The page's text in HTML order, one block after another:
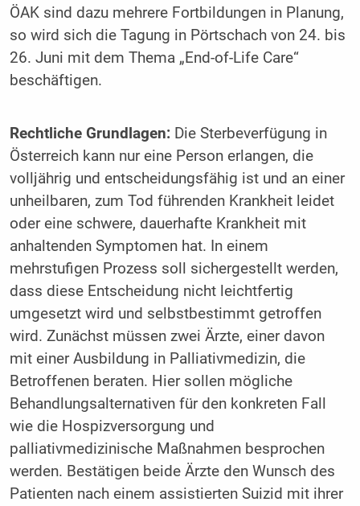
ÖAK sind dazu mehrere Fortbildungen in Planung,
so wird sich die Tagung in Pörtschach von 24. bis
26. Juni mit dem Thema „End-of-Life Care“
beschäftigen.
Rechtliche Grundlagen:Die Sterbeverfügung in
Österreich kann nur eine Person erlangen, die
volljährig und entscheidungsfähig ist und an einer
unheilbaren, zum Tod führenden Krankheit leidet
oder eine schwere, dauerhafte Krankheit mit
anhaltenden Symptomen hat. In einem
mehrstufigen Prozess soll sichergestellt werden,
dass diese Entscheidung nicht leichtfertig
umgesetzt wird und selbstbestimmt getroffen
wird. Zunächst müssen zwei Ärzte, einer davon
mit einer Ausbildung in Palliativmedizin, die
Betroffenen beraten. Hier sollen mögliche
Behandlungsalternativen für den konkreten Fall
wie die Hospizversorgung und
palliativmedizinische Maßnahmen besprochen
werden. Bestätigen beide Ärzte den Wunsch des
Patienten nach einem assistierten Suizid mit ihrer